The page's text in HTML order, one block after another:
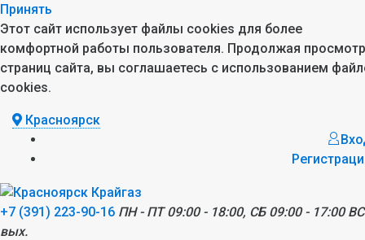
Принять
Этот сайт использует файлы cookies для более
комфортной работы пользователя. Продолжая просмотр
страниц сайта, вы соглашаетесь с использованием
cookies.
Красноярск
+7 (391) 223-90-16 ПН - ПТ 09:00 - 18:00, СБ 09:00 - 17:00
вых.